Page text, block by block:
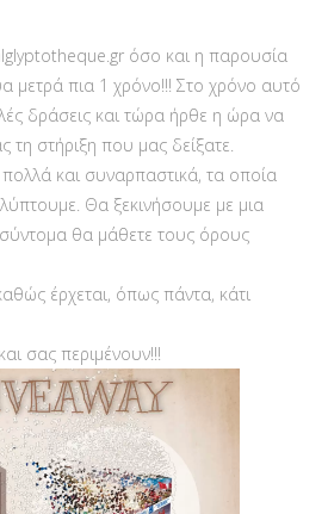
όσο και η παρουσία
μετρά πια 1 χρόνο!!! Στο χρόνο αυτό
δράσεις και τώρα ήρθε η ώρα να
στήριξη που μας δείξατε.
και συναρπαστικά, τα οποία
Θα ξεκινήσουμε με μια
θα μάθετε τους όρους
έρχεται, όπως πάντα, κάτι
σας περιμένουν!!!